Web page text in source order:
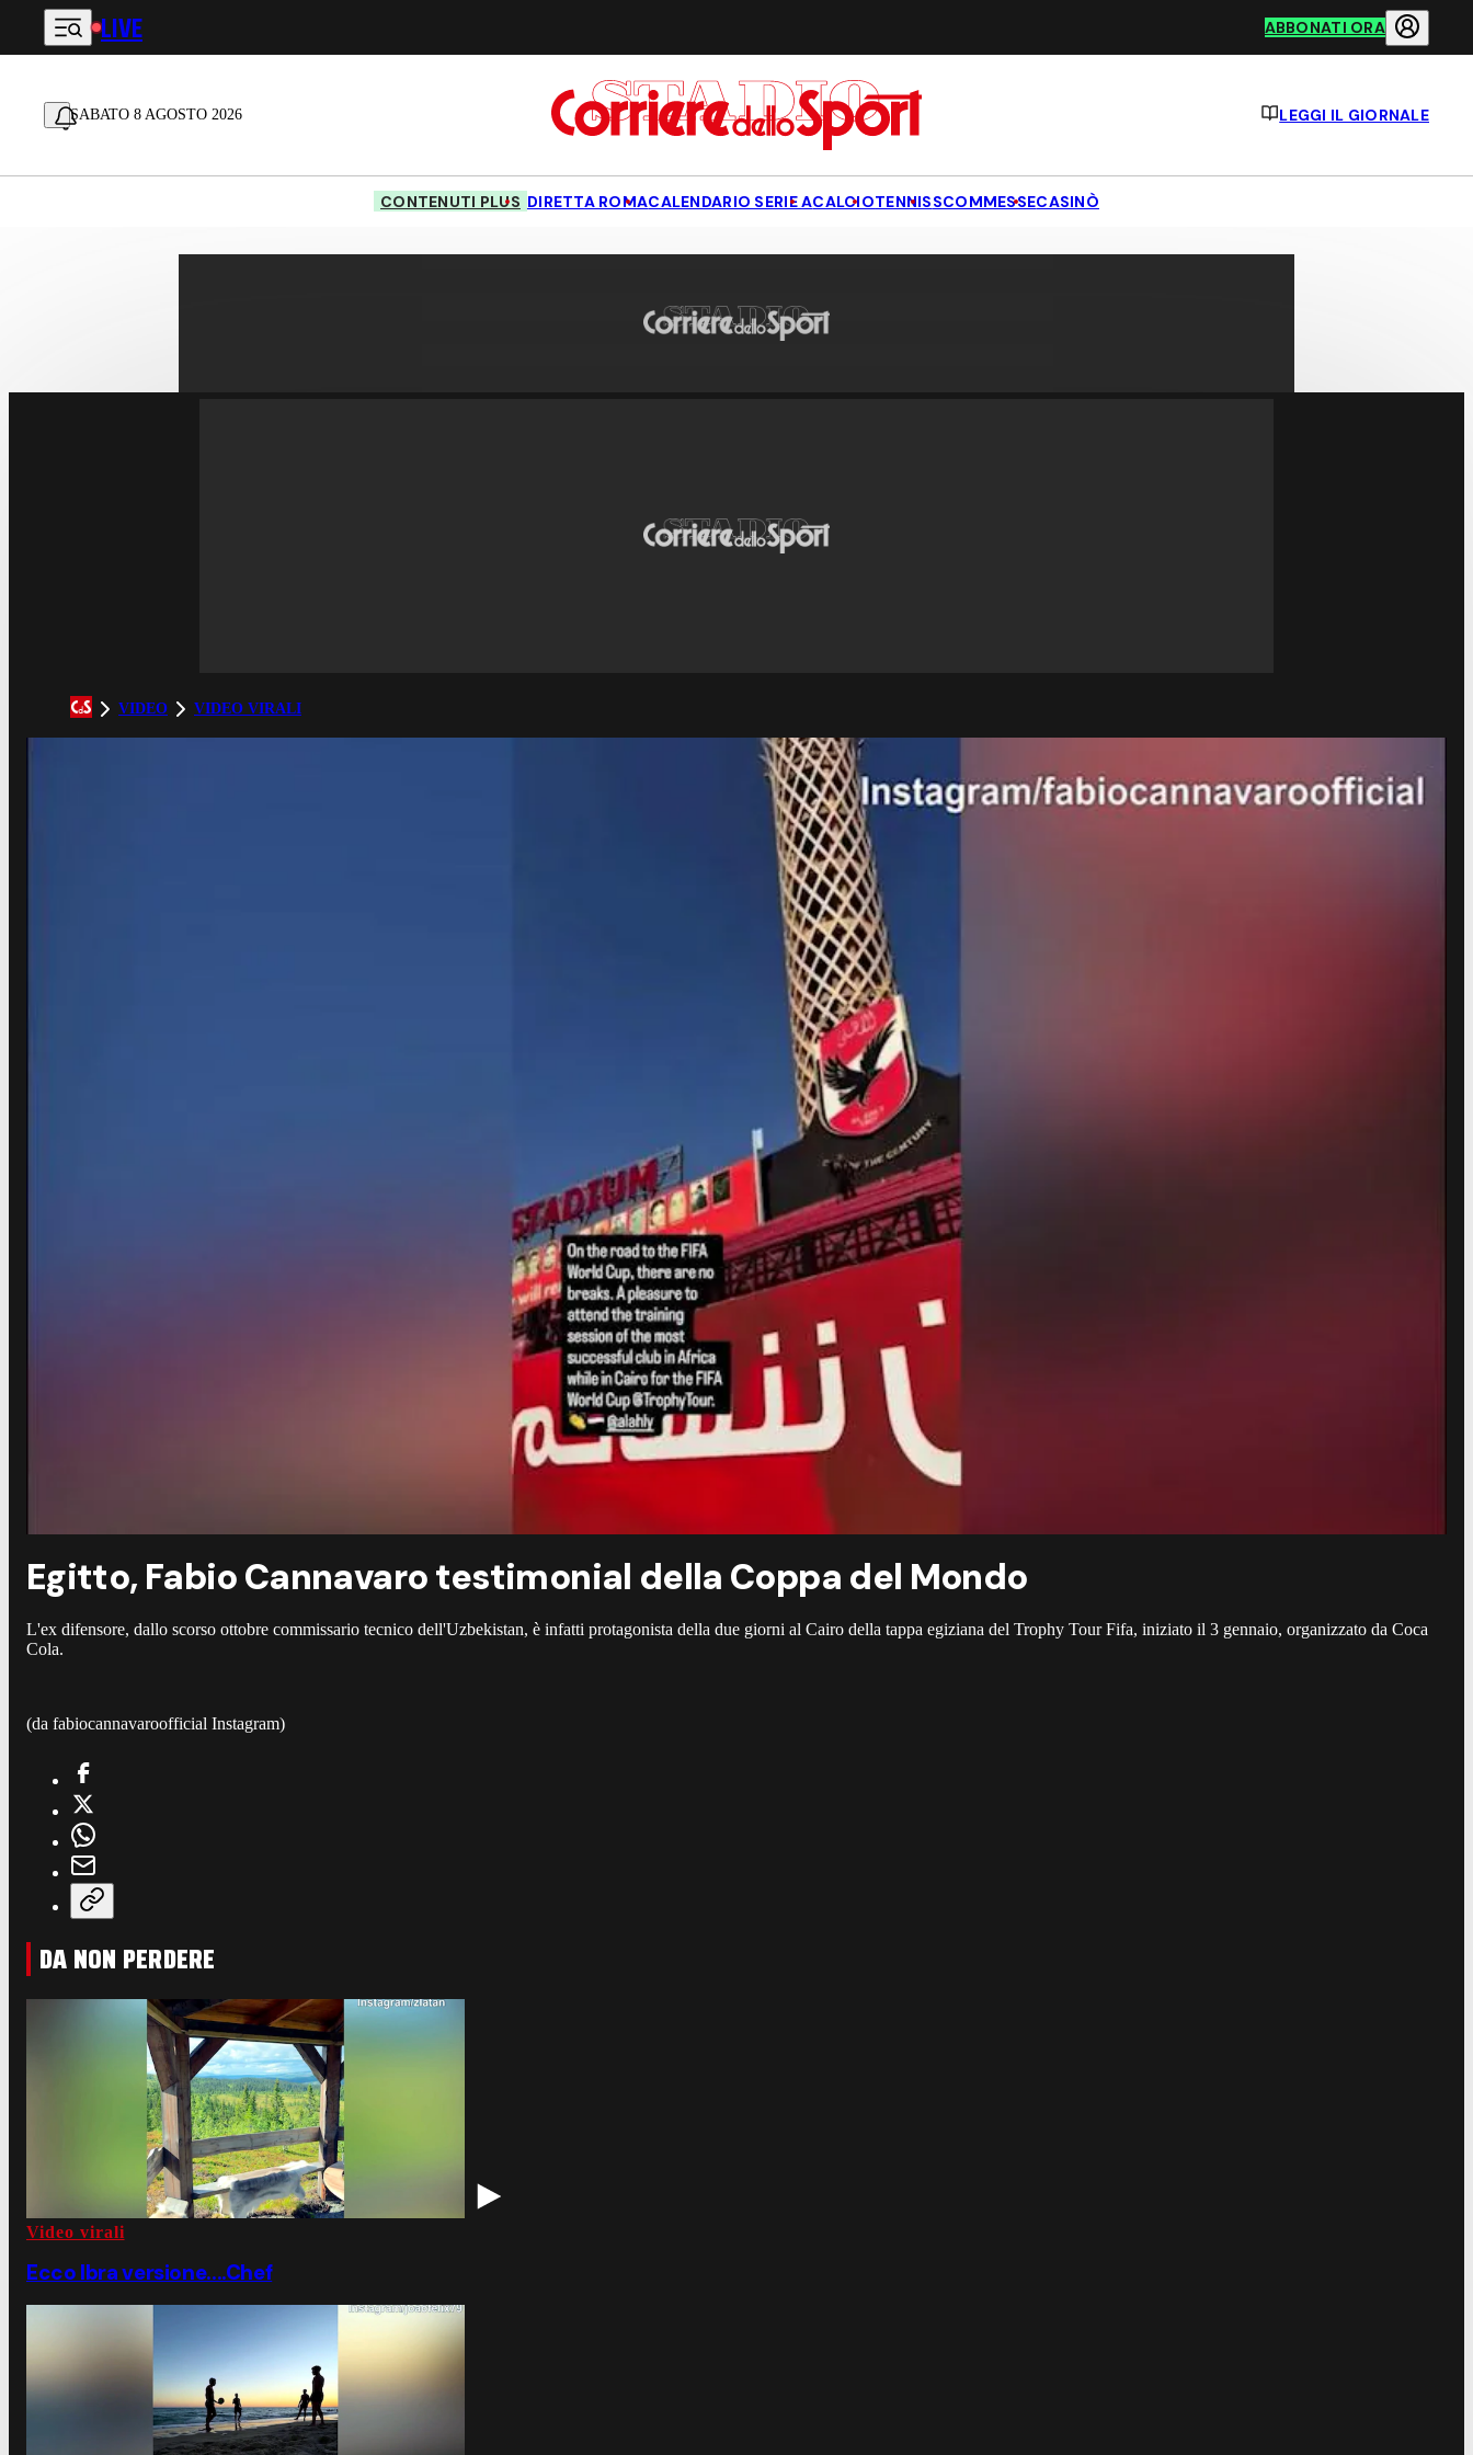
Vai al contenuto principale
LIVE ABBONATI ORA
SABATO 8 AGOSTO 2026 LEGGI IL GIORNALE
CONTENUTI PLUS DIRETTA ROMACALENDARIO SERIE ACALCIOTENNISSCOMMESSECASINÒ
VIDEO VIDEO VIRALI
Egitto, Fabio Cannavaro testimonial della Coppa del Mondo
L'ex difensore, dallo scorso ottobre commissario tecnico dell'Uzbekistan, è infatti protagonista della due giorni al Cairo della tappa egiziana del Trophy Tour Fifa, iniziato il 3 gennaio, organizzato da Coca
Cola.
(da fabiocannavaroofficial Instagram)
DA NON PERDERE
Video virali
Ecco Ibra versione....Chef